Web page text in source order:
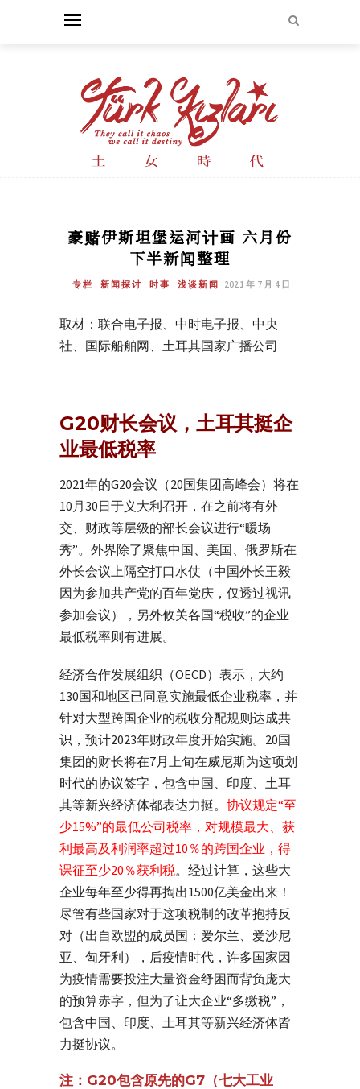
豪赌伊斯坦堡运河计画 六月份
下半新闻整理
专栏 新闻探讨 时事 浅谈新闻 2021 年 7 月 4 日
取材：联合电子报、中时电子报、中央
社、国际船舶网、土耳其国家广播公司
G20财长会议，土耳其挺企
业最低税率
2021年的G20会议（20国集团高峰会）将在
10月30日于义大利召开，在之前将有外
交、财政等层级的部长会议进行“暖场
秀”。外界除了聚焦中国、美国、俄罗斯在
外长会议上隔空打口水仗（中国外长王毅
因为参加共产党的百年党庆，仅透过视讯
参加会议），另外攸关各国“税收”的企业
最低税率则有进展。
经济合作发展组织（OECD）表示，大约
130国和地区已同意实施最低企业税率，并
针对大型跨国企业的税收分配规则达成共
识，预计2023年财政年度开始实施。20国
集团的财长将在7月上旬在威尼斯为这项划
时代的协议签字，包含中国、印度、土耳
其等新兴经济体都表达力挺。 协议规定“至
少15%”的最低公司税率，对规模最大、获
利最高及利润率超过10％的跨国企业，得
课征至少20％获利税。经过计算，这些大
企业每年至少得再掏出1500亿美金出来！
尽管有些国家对于这项税制的改革抱持反
对（出自欧盟的成员国：爱尔兰、爱沙尼
亚、匈牙利），后疫情时代，许多国家因
为疫情需要投注大量资金纾困而背负庞大
的预算赤字，但为了让大企业“多缴税”，
包含中国、印度、土耳其等新兴经济体皆
力挺协议。
注：G20包含原先的G7（七大工业